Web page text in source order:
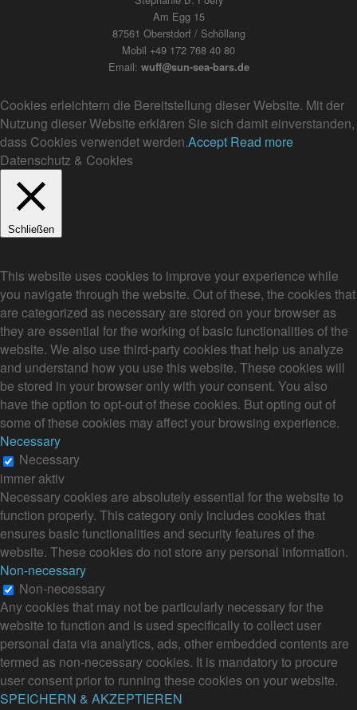
Am Egg 15
87561 Oberstdorf / Schöllang
Mobil +49 172 768 40 80
Email: wuff@sun-sea-bars.de
Cookies erleichtern die Bereitstellung dieser Website. Mit der
Nutzung dieser Website erklären Sie sich damit einverstanden,
dass Cookies verwendet werden.Accept Read more
Datenschutz & Cookies
Schließen
This website uses cookies to improve your experience while
you navigate through the website. Out of these, the cookies that
are categorized as necessary are stored on your browser as
they are essential for the working of basic functionalities of the
website. We also use third-party cookies that help us analyze
and understand how you use this website. These cookies will
be stored in your browser only with your consent. You also
have the option to opt-out of these cookies. But opting out of
some of these cookies may affect your browsing experience.
Necessary
Necessary
immer aktiv
Necessary cookies are absolutely essential for the website to
function properly. This category only includes cookies that
ensures basic functionalities and security features of the
website. These cookies do not store any personal information.
Non-necessary
Non-necessary
Any cookies that may not be particularly necessary for the
website to function and is used specifically to collect user
personal data via analytics, ads, other embedded contents are
termed as non-necessary cookies. It is mandatory to procure
user consent prior to running these cookies on your website.
SPEICHERN & AKZEPTIEREN